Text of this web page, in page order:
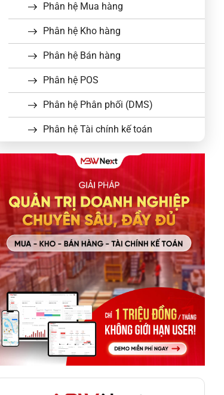
Phân hệ Mua hàng
Phân hệ Kho hàng
Phân hệ Bán hàng
Phân hệ POS
Phân hệ Phân phối (DMS)
Phân hệ Tài chính kế toán